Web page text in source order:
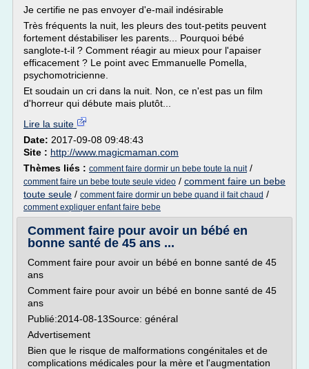
Je certifie ne pas envoyer d'e-mail indésirable
Très fréquents la nuit, les pleurs des tout-petits peuvent
fortement déstabiliser les parents... Pourquoi bébé
sanglote-t-il ? Comment réagir au mieux pour l'apaiser
efficacement ? Le point avec Emmanuelle Pomella,
psychomotricienne.
Et soudain un cri dans la nuit. Non, ce n'est pas un film
d'horreur qui débute mais plutôt...
Lire la suite
Date: 2017-09-08 09:48:43
Site : http://www.magicmaman.com
Thèmes liés : comment faire dormir un bebe toute la nuit/
comment faire un bebe toute seule video / comment faire un bebe
toute seule / comment faire dormir un bebe quand il fait chaud /
comment expliquer enfant faire bebe
Comment faire pour avoir un bébé en
bonne santé de 45 ans ...
Comment faire pour avoir un bébé en bonne santé de 45
ans
Comment faire pour avoir un bébé en bonne santé de 45
ans
Publié:2014-08-13Source: général
Advertisement
Bien que le risque de malformations congénitales et de
complications médicales pour la mère et l'augmentation